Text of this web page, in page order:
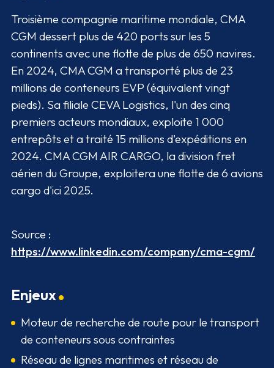
Troisième compagnie maritime mondiale, CMA
CGM dessert plus de 420 ports sur les 5
continents avec une flotte de plus de 650 navires.
En 2024, CMA CGM a transporté plus de 23
millions de conteneurs EVP (équivalent vingt
pieds). Sa filiale CEVA Logistics, l'un des cinq
premiers acteurs mondiaux, exploite 1 000
entrepôts et a traité 15 millions d'expéditions en
2024. CMA CGM AIR CARGO, la division fret
aérien du Groupe, exploitera une flotte de 6 avions
cargo d'ici 2025.
Source :
https://www.linkedin.com/company/cma-cgm/
Enjeux
Moteur de recherche de route pour le transport
de conteneurs sous contraintes
Réseau de lignes maritimes et réseau de